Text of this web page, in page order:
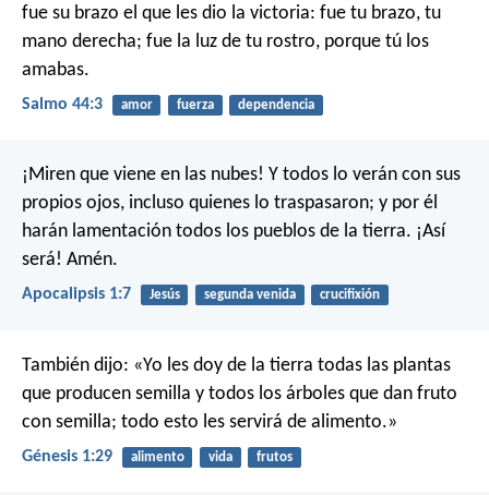
fue su brazo el que les dio la victoria: fue tu brazo, tu
mano derecha; fue la luz de tu rostro, porque tú los
amabas.
Salmo 44:3 amor fuerza dependencia
¡Miren que viene en las nubes! Y todos lo verán con sus
propios ojos, incluso quienes lo traspasaron; y por él
harán lamentación todos los pueblos de la tierra. ¡Así
será! Amén.
Apocalipsis 1:7 Jesús segunda venida crucifixión
También dijo: «Yo les doy de la tierra todas las plantas
que producen semilla y todos los árboles que dan fruto
con semilla; todo esto les servirá de alimento.»
Génesis 1:29 alimento vida frutos